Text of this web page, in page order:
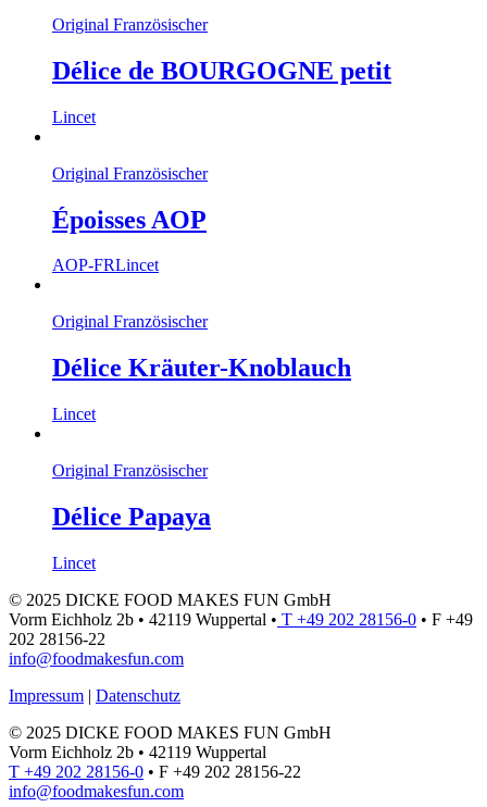
Original Französischer
Délice de BOURGOGNE petit
Lincet
Original Französischer
Époisses AOP
AOP-FRLincet
Original Französischer
Délice Kräuter-Knoblauch
Lincet
Original Französischer
Délice Papaya
Lincet
© 2025 DICKE FOOD MAKES FUN GmbH
Vorm Eichholz 2b • 42119 Wuppertal • T +49 202 28156-0 • F +49
202 28156-22
info@foodmakesfun.com
Impressum | Datenschutz
© 2025 DICKE FOOD MAKES FUN GmbH
Vorm Eichholz 2b • 42119 Wuppertal
T +49 202 28156-0 • F +49 202 28156-22
info@foodmakesfun.com